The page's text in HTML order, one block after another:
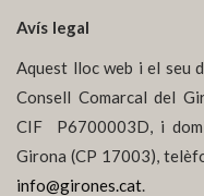
Avís legal
Aquest lloc web i el seu
Consell Comarcal del
CIF
P6700003D, i
Girona (CP 17003),
info@girones.cat.